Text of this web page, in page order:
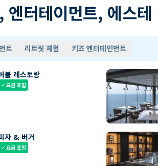
엔터테이먼트, 에스테
트 리트릿 체험 키즈 엔터테인먼트
블 레스토랑
check요금 포함
자 & 버거
check요금 포함